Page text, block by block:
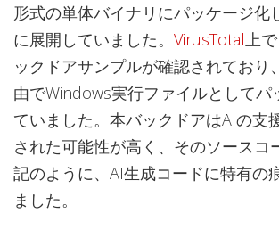
形式の単体バイナリにパッケージ化
に展開していました。 VirusTotal 上
ックドアサンプルが確認されており
由でWindows実行ファイルとしてパ
ていました。本バックドアはAIの支
された可能性が高く、そのソースコ
記のように、AI生成コードに特有の
ました。